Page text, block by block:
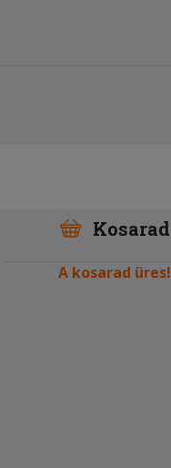
Kosarad
A kosarad üres!